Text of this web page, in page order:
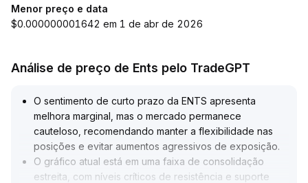
Menor preço e data
$0.000000001642 em 1 de abr de 2026
Análise de preço de Ents pelo TradeGPT
O sentimento de curto prazo da ENTS apresenta
melhora marginal, mas o mercado permanece
cauteloso, recomendando manter a flexibilidade nas
posições e evitar aumentos agressivos de exposição.
O gráfico atual está em uma faixa de consolidação
estreita, com níveis críticos de resistência e suporte